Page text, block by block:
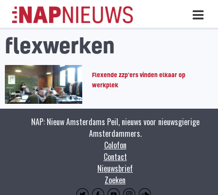
Skip
naar
inhoud
flexwerken
Flexende zzp'ers vinden elkaar op
werkplek
NAP: Nieuw Amsterdams Peil, nieuws voor nieuwsgierige
Amsterdammers.
Colofon
Contact
Nieuwsbrief
Zoeken